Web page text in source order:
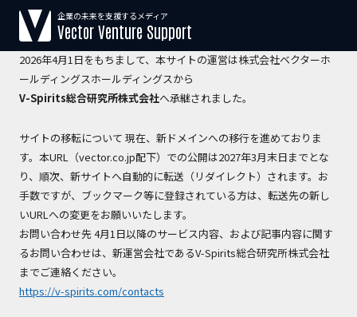
【運営会社変更のお知らせ】
2026年4月1日をもちまして、本サイトの運営は株式会社ベクターホ
ールディングスホールディングスから
V-Spirits総合研究所株式会社へ承継されました。
サイトの移転について 現在、新ドメインへの移行を進めておりま
す。本URL（vector.co.jp配下）での公開は2027年3月末日までとな
り、順次、新サイトへ自動的に転送（リダイレクト）されます。お
手数ですが、ブックマーク等に登録されている方は、転送先の新し
いURLへの変更をお願いいたします。
お問い合わせ先 4月1日以降のサービス内容、および記事内容に関す
るお問い合わせは、新運営会社であるV-Spirits総合研究所株式会社
までご連絡ください。
https://v-spirits.com/contacts
企業の未来を支援するメディア
Vector Venture Support